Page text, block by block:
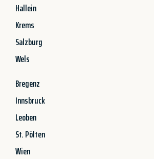
Hallein
Krems
Salzburg
Wels
Bregenz
Innsbruck
Leoben
St. Pölten
Wien